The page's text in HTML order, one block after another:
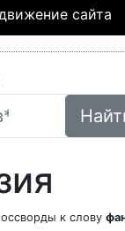
сайта
к слову